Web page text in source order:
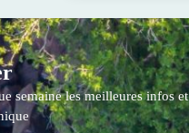
semaine les meilleures infos et